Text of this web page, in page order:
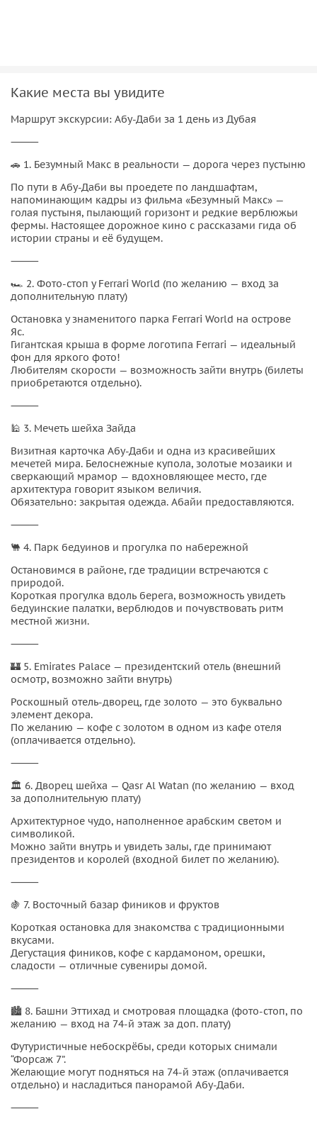
Какие места вы увидите
Маршрут экскурсии: Абу-Даби за 1 день из Дубая
⸻
🚗 1. Безумный Макс в реальности — дорога через пустыню
По пути в Абу-Даби вы проедете по ландшафтам,
напоминающим кадры из фильма «Безумный Макс» —
голая пустыня, пылающий горизонт и редкие верблюжьи
фермы. Настоящее дорожное кино с рассказами гида об
истории страны и её будущем.
⸻
🏎 2. Фото-стоп у Ferrari World (по желанию — вход за
дополнительную плату)
Остановка у знаменитого парка Ferrari World на острове
Яс.
Гигантская крыша в форме логотипа Ferrari — идеальный
фон для яркого фото!
Любителям скорости — возможность зайти внутрь (билеты
приобретаются отдельно).
⸻
🕌 3. Мечеть шейха Зайда
Визитная карточка Абу-Даби и одна из красивейших
мечетей мира. Белоснежные купола, золотые мозаики и
сверкающий мрамор — вдохновляющее место, где
архитектура говорит языком величия.
Обязательно: закрытая одежда. Абайи предоставляются.
⸻
🐫 4. Парк бедуинов и прогулка по набережной
Остановимся в районе, где традиции встречаются с
природой.
Короткая прогулка вдоль берега, возможность увидеть
бедуинские палатки, верблюдов и почувствовать ритм
местной жизни.
⸻
🏰 5. Emirates Palace — президентский отель (внешний
осмотр, возможно зайти внутрь)
Роскошный отель-дворец, где золото — это буквально
элемент декора.
По желанию — кофе с золотом в одном из кафе отеля
(оплачивается отдельно).
⸻
🏛 6. Дворец шейха — Qasr Al Watan (по желанию — вход
за дополнительную плату)
Архитектурное чудо, наполненное арабским светом и
символикой.
Можно зайти внутрь и увидеть залы, где принимают
президентов и королей (входной билет по желанию).
⸻
🍇 7. Восточный базар фиников и фруктов
Короткая остановка для знакомства с традиционными
вкусами.
Дегустация фиников, кофе с кардамоном, орешки,
сладости — отличные сувениры домой.
⸻
🏙 8. Башни Эттихад и смотровая площадка (фото-стоп, по
желанию — вход на 74-й этаж за доп. плату)
Футуристичные небоскрёбы, среди которых снимали
“Форсаж 7”.
Желающие могут подняться на 74-й этаж (оплачивается
отдельно) и насладиться панорамой Абу-Даби.
⸻